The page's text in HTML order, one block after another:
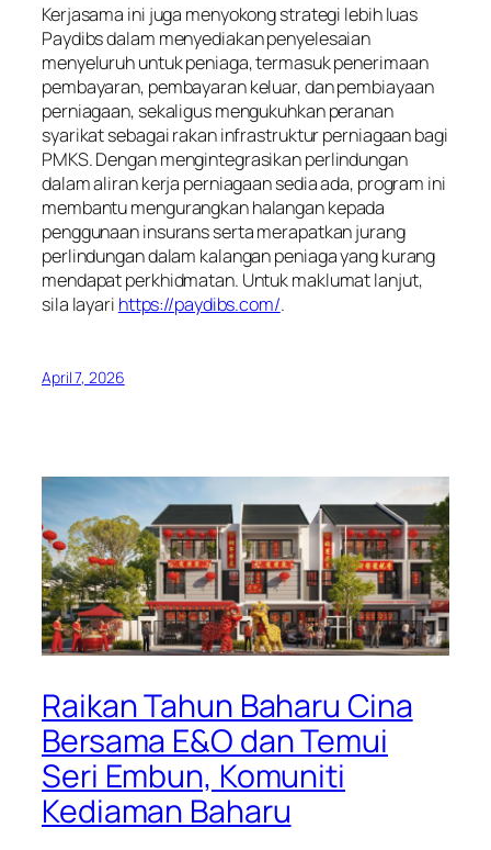
Kerjasama ini juga menyokong strategi lebih luas
Paydibs dalam menyediakan penyelesaian
menyeluruh untuk peniaga, termasuk penerimaan
pembayaran, pembayaran keluar, dan pembiayaan
perniagaan, sekaligus mengukuhkan peranan
syarikat sebagai rakan infrastruktur perniagaan bagi
PMKS. Dengan mengintegrasikan perlindungan
dalam aliran kerja perniagaan sedia ada, program ini
membantu mengurangkan halangan kepada
penggunaan insurans serta merapatkan jurang
perlindungan dalam kalangan peniaga yang kurang
mendapat perkhidmatan. Untuk maklumat lanjut,
sila layari https://paydibs.com/.
April 7, 2026
Raikan Tahun Baharu Cina
Bersama E&O dan Temui
Seri Embun, Komuniti
Kediaman Baharu